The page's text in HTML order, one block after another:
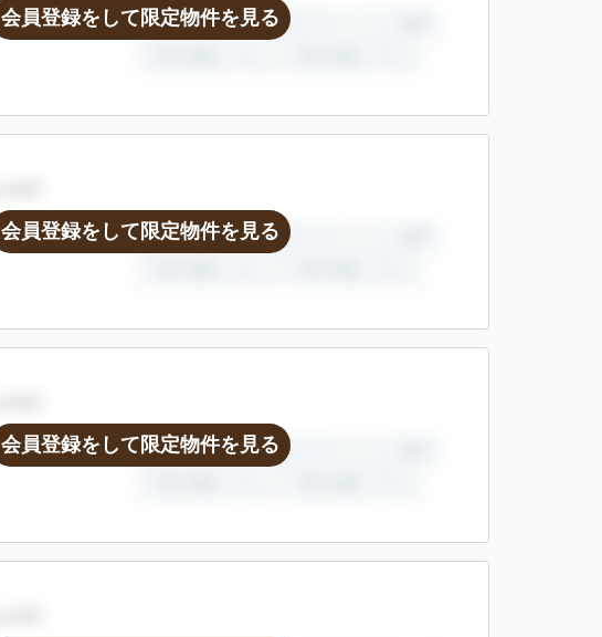
会員登録をして限定物件を見る
会員登録をして限定物件を見る
会員登録をして限定物件を見る